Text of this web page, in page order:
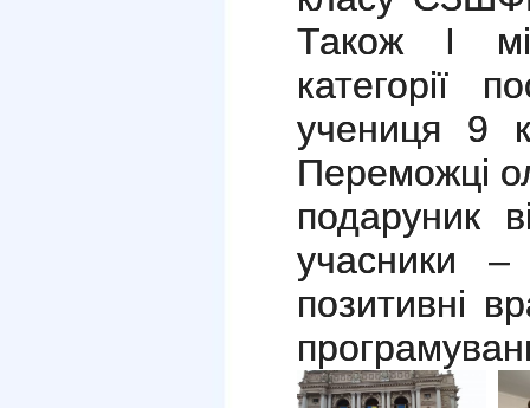
Також І
категорії
учениця
Переможці
подаруник
учасники –
позитивні